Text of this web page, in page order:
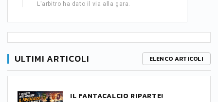
L'arbitro ha dato il via alla gara.
ULTIMI ARTICOLI ELENCO ARTICOLI
IL FANTACALCIO RIPARTE!